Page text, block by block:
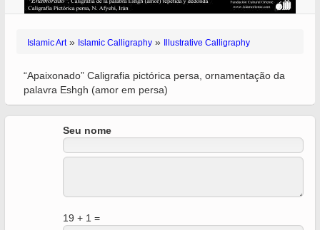
Islamic Art» Islamic Calligraphy » Illustrative Calligraphy
“Apaixonado” Caligrafia pictórica persa, ornamentação da
palavra Eshgh (amor em persa)
Seu nome
19 + 1 =